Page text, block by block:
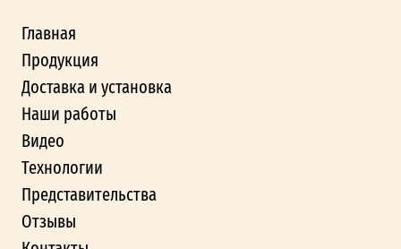
Главная
Продукция
Доставка и установка
Наши работы
Видео
Технологии
Представительства
Отзывы